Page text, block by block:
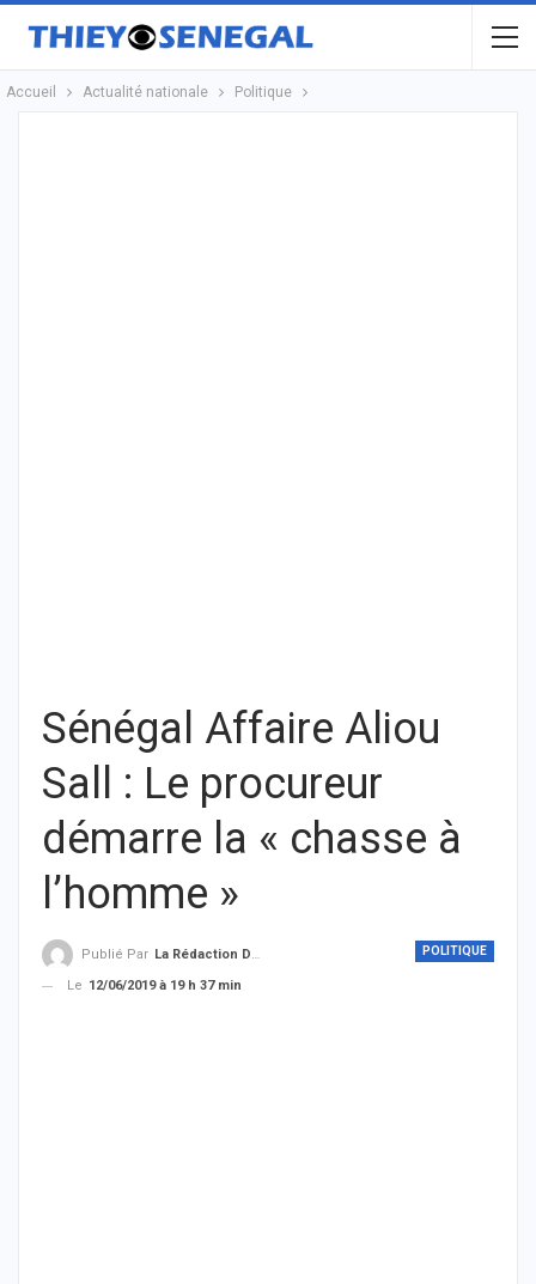
Accueil Actualité nationale Politique
Sénégal Affaire Aliou
Sall : Le procureur
démarre la « chasse à
l’homme »
POLITIQUE
Publié Par La Rédaction De THIEYSENEGAL.com
Le 12/06/2019 à 19 h 37 min